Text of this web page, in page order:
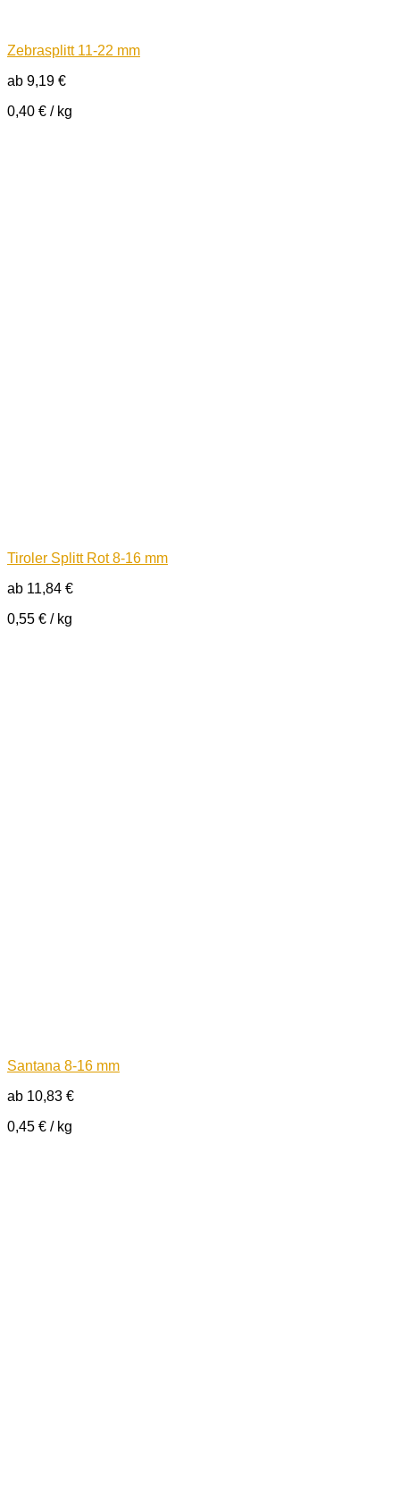
Zebrasplitt 11-22 mm
ab 9,19 €
0,40 € / kg
Tiroler Splitt Rot 8-16 mm
ab 11,84 €
0,55 € / kg
Santana 8-16 mm
ab 10,83 €
0,45 € / kg